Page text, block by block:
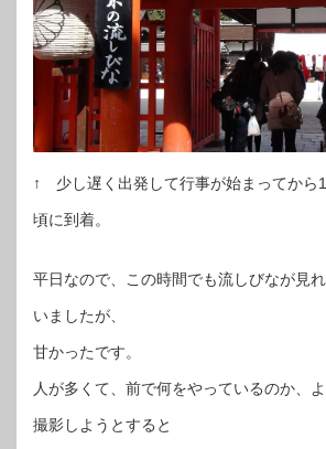
↑ 少し遅く出発して行事が始まってから
頃に到着。
平日なので、この時間でも流しびなが見
いましたが、
甘かったです。
人が多くて、前で何をやっているのか、
撮影しようとすると